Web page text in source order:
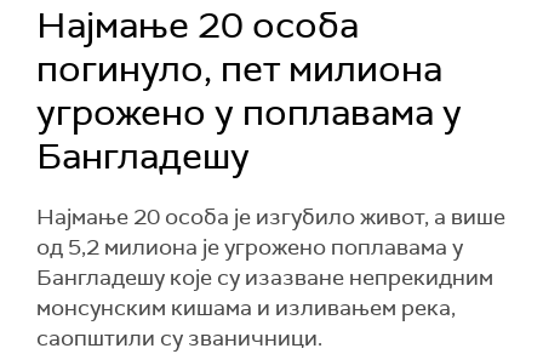
Најмање 20 особа
погинуло, пет милиона
угрожено у поплавама у
Бангладешу
Најмање 20 особа је изгубило живот, а више
од 5,2 милиона је угрожено поплавама у
Бангладешу које су изазване непрекидним
монсунским кишама и изливањем река,
саопштили су званичници.